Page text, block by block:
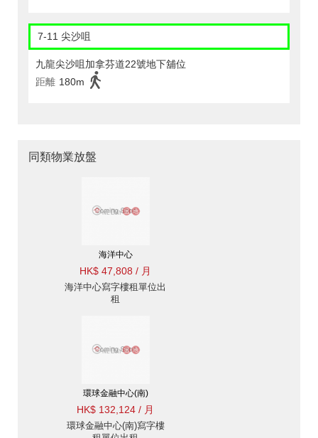
7-11 尖沙咀
九龍尖沙咀加拿芬道22號地下舖位
距離 180m
同類物業放盤
海洋中心
HK$ 47,808 / 月
海洋中心寫字樓租單位出
租
環球金融中心(南)
HK$ 132,124 / 月
環球金融中心(南)寫字樓